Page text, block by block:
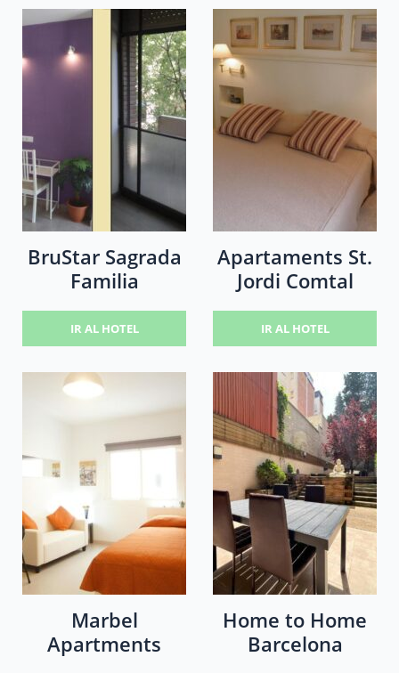
BruStar Sagrada
Familia
IR AL HOTEL
Apartaments St.
Jordi Comtal
IR AL HOTEL
Marbel
Apartments
Home to Home
Barcelona